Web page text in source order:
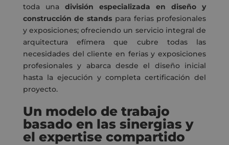
toda una división especializada en diseño y
construcción de stands para ferias profesionales
y exposiciones; ofreciendo un servicio integral de
arquitectura efímera que cubre todas las
necesidades del cliente en ferias y exposiciones
profesionales y abarca desde el diseño inicial
hasta la ejecución y completa certificación del
proyecto.
Un modelo de trabajo
basado en las sinergias y
el expertise compartido